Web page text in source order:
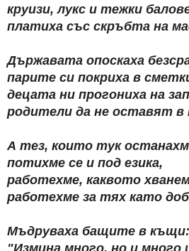
круизи, лукс и тежки
платиха със скръбта на
Държавата опоскаха
парите си покриха в
децата ни прогониха на
родители да не оставят в
А тез, които тук
потихме се и под езика,
работехме, каквото
работехме за тях като
Мъдруваха бащите в къщи:
"Измина много, но и